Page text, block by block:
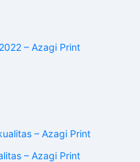
– Azagi Print
– Azagi Print
– Azagi Print